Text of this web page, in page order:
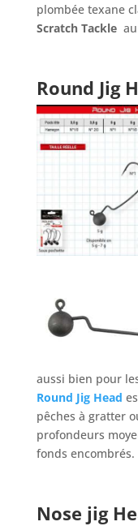
plombée texane
Scratch Tackleau
Round Jig
aussi bien pour
Round Jig Head
pêches à gratter
profondeurs
fonds encombrés.
Nose jig